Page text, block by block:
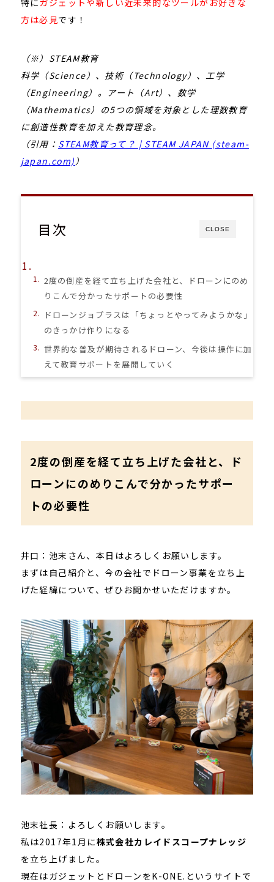
特にガジェットや新しい近未来的なツールがお好きな
方は必見です！
（※）STEAM教育
科学（Science）、技術（Technology）、工学
（Engineering）。アート（Art）、数学
（Mathematics）の5つの領域を対象とした理数教育
に創造性教育を加えた教育理念。
（引用： STEAM教育って？ | STEAM JAPAN (steam-
japan.com)）
CLOSE
目次
2度の倒産を経て立ち上げた会社と、ドローンにのめ
りこんで分かったサポートの必要性
ドローンジョプラスは「ちょっとやってみようかな」
のきっかけ作りになる
世界的な普及が期待されるドローン、今後は操作に加
えて教育サポートを展開していく
2度の倒産を経て立ち上げた会社と、ド
ローンにのめりこんで分かったサポー
トの必要性
井口：池末さん、本日はよろしくお願いします。
まずは自己紹介と、今の会社でドローン事業を立ち上
げた経緯について、ぜひお聞かせいただけますか。
池末社長：よろしくお願いします。
私は2017年1月に株式会社カレイドスコープナレッジ
を立ち上げました。
現在はガジェットとドローンをK-ONE.というサイトで